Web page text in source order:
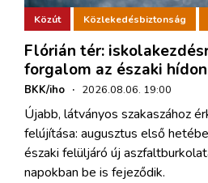
Közút Közlekedésbiztonság
Flórián tér:
forgalom az északi hídon
BKK/iho · 2026.08.06. 19:00
Újabb, látványos szakaszához
felújítása: augusztus első
északi felüljáró új
napokban be is fejeződik.